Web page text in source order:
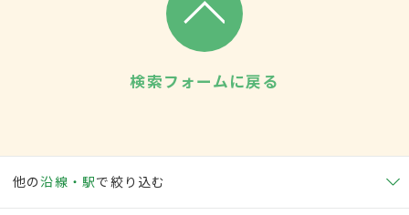
検索フォームに戻る
他の沿線・駅で絞り込む